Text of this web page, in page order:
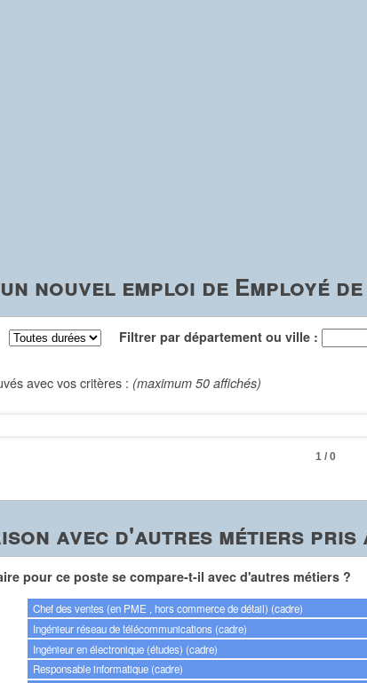
nouvel emploi de Employé
Filtrer par département ou ville :
avec vos critères : (maximum 50 affichés)
1 / 0
avec d'autres métiers pris
pour ce poste se compare-t-il avec d'autres métiers ?
Chef des ventes (en PME , hors commerce de détail) (cadre)
Ingénieur réseau de télécommunications (cadre)
Ingénieur en électronique (études) (cadre)
Responsable informatique (cadre)